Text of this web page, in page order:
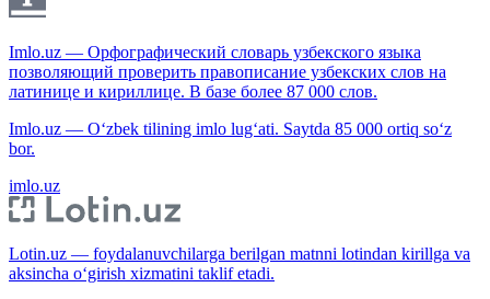
Imlo.uz — Орфографический словарь узбекского языка
позволяющий проверить правописание узбекских слов на
латинице и кириллице. В базе более 87 000 слов.
Imlo.uz — O‘zbek tilining imlo lug‘ati. Saytda 85 000 ortiq so‘z
bor.
imlo.uz
Lotin.uz — foydalanuvchilarga berilgan matnni lotindan kirillga va
aksincha o‘girish xizmatini taklif etadi.